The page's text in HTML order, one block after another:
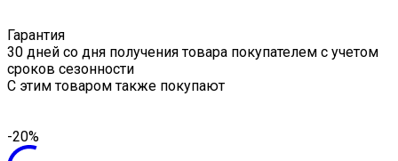
Гарантия
30 дней со дня получения товара покупателем с учетом
сроков сезонности
C этим товаром также покупают
-20%